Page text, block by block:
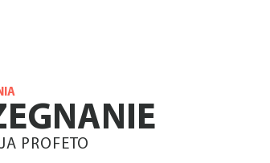
PROFETO